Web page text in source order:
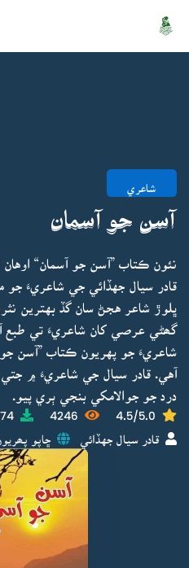
شاعري
آسن جو آسمان
نئون ڪتاب ”آسن جو آسمان“
قادر سيال جهڏائي جي شاعريءَ جو
ڀلوڙ شاعر هجڻ سان گڏ بهترين
گھڻي عرصي کان شاعريءَ تي طبع
شاعريءَ جو پهريون ڪتاب ”آسن جو
آهي. قادر سيال جي شاعريءَ ۾ جتي
درد جو جوالامکي بنجي ٻري پيو.
4.5/5.0
4246
قادر سيال جهڏائي ڇاپو